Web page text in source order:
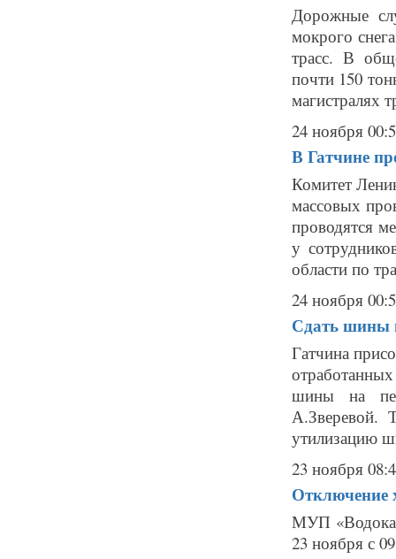
Дорожные
мокрого
трасс. В
почти 150
магистралях
24 ноября
В Гатчине
Комитет
массовых
проводятся
у
области по
24 ноября
Сдать шины
Гатчина
шины на
А.Зверевой.
утилизацию
23 ноября
Отключение
МУП
23 ноября с